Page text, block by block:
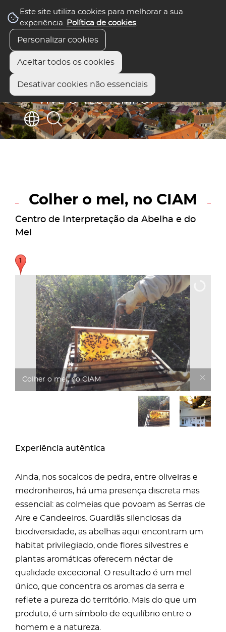
Este site utiliza cookies para melhorar a sua
experiência. Política de cookies.
Personalizar cookies
Aceitar todos os cookies
Desativar cookies não essenciais
Colher o mel, no CIAM
Centro de Interpretação da Abelha e do
Mel
Colher o mel, no CIAM
Experiência autêntica
Ainda, nos socalcos de pedra, entre oliveiras e
medronheiros, há uma presença discreta mas
essencial: as colmeias que povoam as Serras de
Aire e Candeeiros. Guardiãs silenciosas da
biodiversidade, as abelhas aqui encontram um
habitat privilegiado, onde flores silvestres e
plantas aromáticas oferecem néctar de
qualidade excecional. O resultado é um mel
único, que concentra os aromas da serra e
reflete a pureza do território. Mais do que um
produto, é um símbolo de equilíbrio entre o
homem e a natureza.